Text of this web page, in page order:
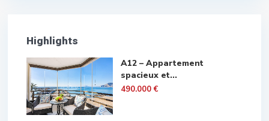
Highlights
A12 – Appartement
spacieux et...
490.000 €